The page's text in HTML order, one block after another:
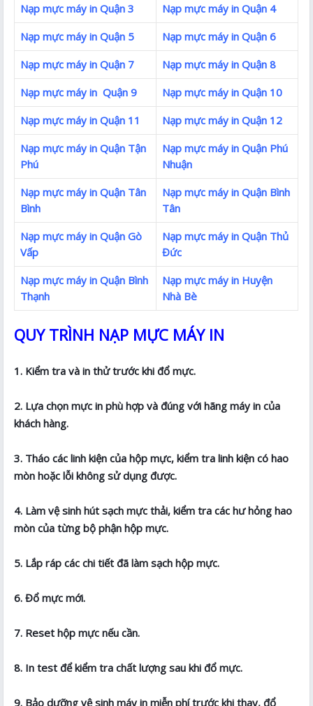
Nạp mực máy in Quận 3
Nạp mực máy in Quận 4
Nạp mực máy in Quận 5
Nạp mực máy in Quận 6
Nạp mực máy in Quận 7
Nạp mực máy in Quận 8
Nạp mực máy in Quận 9
Nạp mực máy in Quận 10
Nạp mực máy in Quận 11
Nạp mực máy in Quận 12
Nạp mực máy in Quận Tận
Phú
Nạp mực máy in Quận Phú
Nhuận
Nạp mực máy in Quận Tân
Bình
Nạp mực máy in Quận Bình
Tân
Nạp mực máy in Quận Gò
Vấp
Nạp mực máy in Quận Thủ
Đức
Nạp mực máy in Quận Bình
Thạnh
Nạp mực máy in Huyện
Nhà Bè
QUY TRÌNH NẠP MỰC MÁY IN
1. Kiểm tra và in thử trước khi đổ mực.
2. Lựa chọn mực in phù hợp và đúng với hãng máy in của
khách hàng.
3. Tháo các linh kiện của hộp mực, kiểm tra linh kiện có hao
mòn hoặc lỗi không sử dụng được.
4. Làm vệ sinh hút sạch mực thải, kiểm tra các hư hỏng hao
mòn của từng bộ phận hộp mực.
5. Lắp ráp các chi tiết đã làm sạch hộp mực.
6. Đổ mực mới.
7. Reset hộp mực nếu cần.
8. In test để kiểm tra chất lượng sau khi đổ mực.
9. Bảo dưỡng vệ sinh máy in miễn phí trước khi thay, đổ